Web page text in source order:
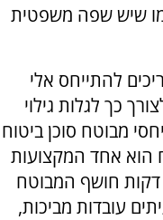
שיש שפה משפטית
להתייחס אלי
כך לגלות גילוי
מבוטח סוכן ביטוח
הוא אחד המקצועות
דקות חושף המבוטח
עובדות מביכות,